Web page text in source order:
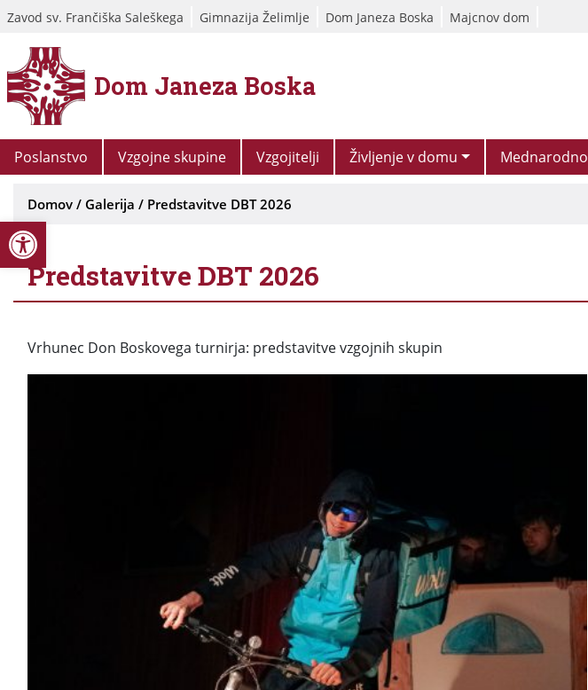
Open toolbar
Zavod sv. Frančiška Saleškega Gimnazija Želimlje Dom Janeza Boska Majcnov dom
Dom Janeza Boska
Poslanstvo Vzgojne skupine Vzgojitelji Življenje v domu Mednarodno
Domov / Galerija / Predstavitve DBT 2026
Predstavitve DBT 2026
Vrhunec Don Boskovega turnirja: predstavitve vzgojnih skupin